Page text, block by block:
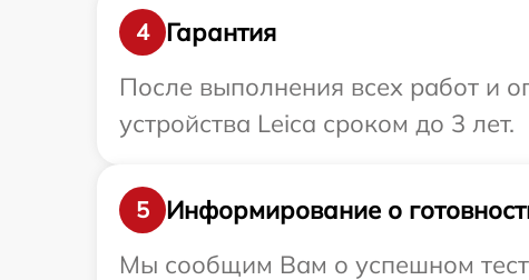
4
Гарантия
После выполнения всех работ и
устройства Leica сроком до 3 лет.
5
Информирование о
Мы сообщим Вам о успешном